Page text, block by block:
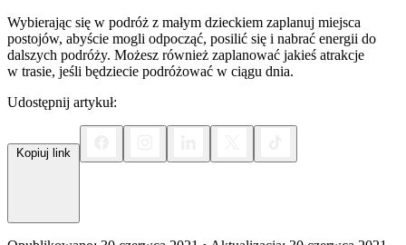
Wybierając się w podróż z małym dzieckiem zaplanuj miejsca
postojów, abyście mogli odpocząć, posilić się i nabrać energii do
dalszych podróży. Możesz również zaplanować jakieś atrakcje
w trasie, jeśli będziecie podróżować w ciągu dnia.
Udostępnij artykuł: